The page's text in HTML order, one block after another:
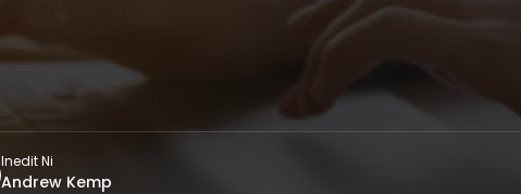
Inedit Ni
Andrew Kemp